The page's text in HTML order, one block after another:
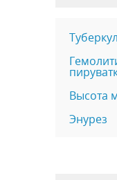
Высота
Энурез